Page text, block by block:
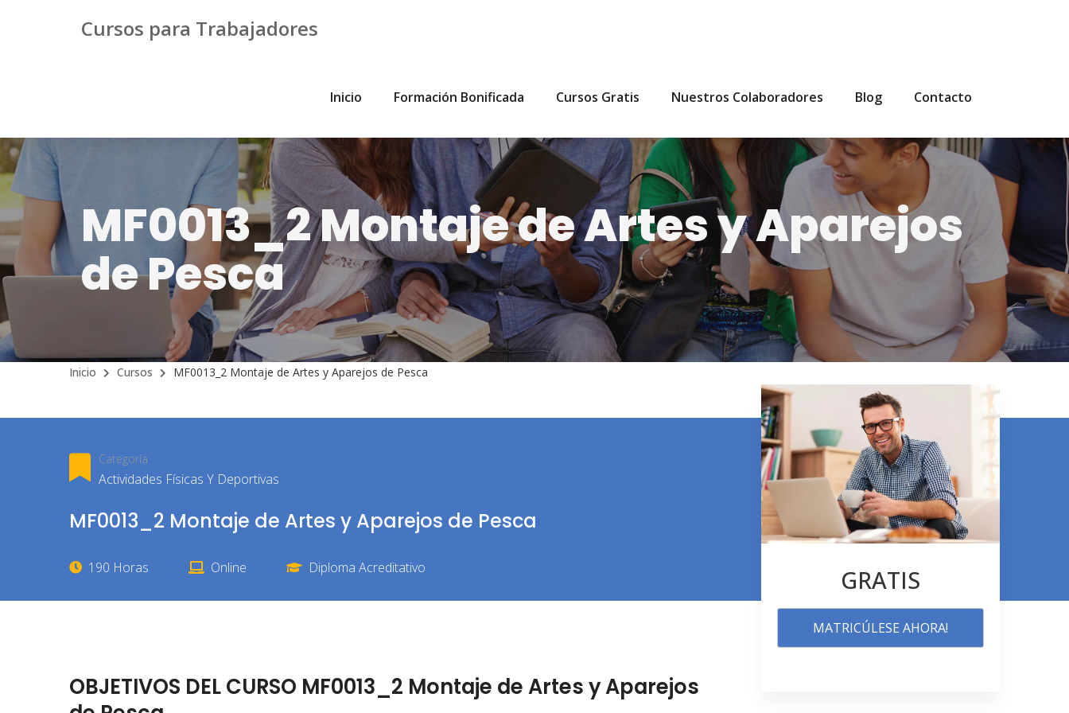
Cursos para Trabajadores
Inicio Formación Bonificada Cursos Gratis Nuestros Colaboradores Blog Contacto
MF0013_2 Montaje de Artes y Aparejos
de Pesca
Inicio Cursos MF0013_2 Montaje de Artes y Aparejos de Pesca
Categoría
Actividades Físicas Y Deportivas
MF0013_2 Montaje de Artes y Aparejos de Pesca
190 Horas Online Diploma Acreditativo
OBJETIVOS DEL CURSO MF0013_2 Montaje de Artes y Aparejos
GRATIS
MATRICÚLESE AHORA!